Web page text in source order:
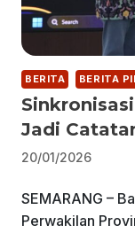
BERITA BERITA
Jadi
20/01/2026
SEMARANG –
Perwakilan